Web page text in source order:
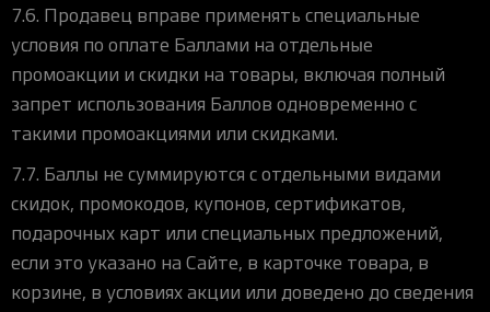
7.6. Продавец вправе применять специальные
условия по оплате Баллами на отдельные
промоакции и скидки на товары, включая полный
запрет использования Баллов одновременно с
такими промоакциями или скидками.
7.7. Баллы не суммируются с отдельными видами
скидок, промокодов, купонов, сертификатов,
подарочных карт или специальных предложений,
если это указано на Сайте, в карточке товара, в
корзине, в условиях акции или доведено до сведения